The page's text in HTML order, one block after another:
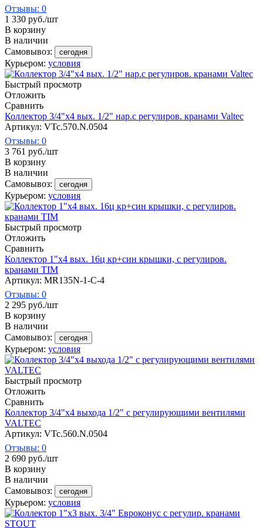
Отзывы: 0
1 330 руб./шт
В корзину
В наличии
Самовывоз:
сегодня
Курьером: условия
Быстрый просмотр
Отложить
Сравнить
Коллектор 3/4"х4 вых. 1/2" нар.с регулиров. кранами Valtec
Артикул: VTc.570.N.0504
Отзывы: 0
3 761 руб./шт
В корзину
В наличии
Самовывоз:
сегодня
Курьером: условия
Быстрый просмотр
Отложить
Сравнить
Коллектор 1"х4 вых. 16ц кр+син крышки, с регулиров.
кранами TIM
Артикул: MR135N-1-C-4
Отзывы: 0
2 295 руб./шт
В корзину
В наличии
Самовывоз:
сегодня
Курьером: условия
Быстрый просмотр
Отложить
Сравнить
Коллектор 3/4"х4 выхода 1/2" с регулирующими вентилями
VALTEC
Артикул: VTc.560.N.0504
Отзывы: 0
2 690 руб./шт
В корзину
В наличии
Самовывоз:
сегодня
Курьером: условия